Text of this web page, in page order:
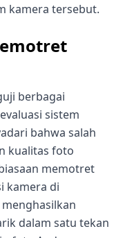
kamera tersebut.
berbagai
sistem
bahwa salah
kualitas foto
memotret
kamera di
dalam satu tekan